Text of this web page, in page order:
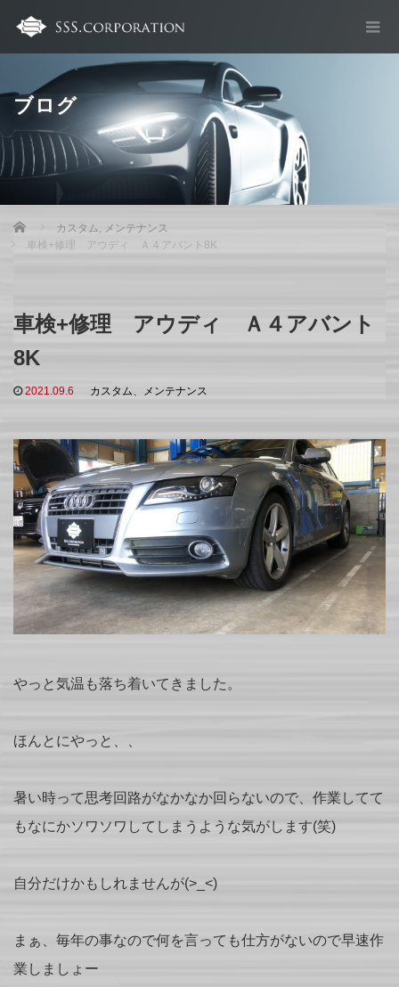
ブログ
Home カスタム, メンテナンス
車検+修理 アウディ Ａ４アバント8K
車検+修理 アウディ Ａ４アバント
8K
2021.09.6 カスタム、 メンテナンス
やっと気温も落ち着いてきました。
ほんとにやっと、、
暑い時って思考回路がなかなか回らないので、作業してて
もなにかソワソワしてしまうような気がします(笑)
自分だけかもしれませんが(>_<)
まぁ、毎年の事なので何を言っても仕方がないので早速作
業しましょー